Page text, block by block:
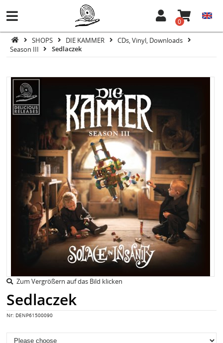
0
SHOPS DIE KAMMER
CDs, Vinyl, Downloads
Season III
Sedlaczek
Zum Vergrößern auf das Bild klicken
Sedlaczek
Nr: DENP61500090